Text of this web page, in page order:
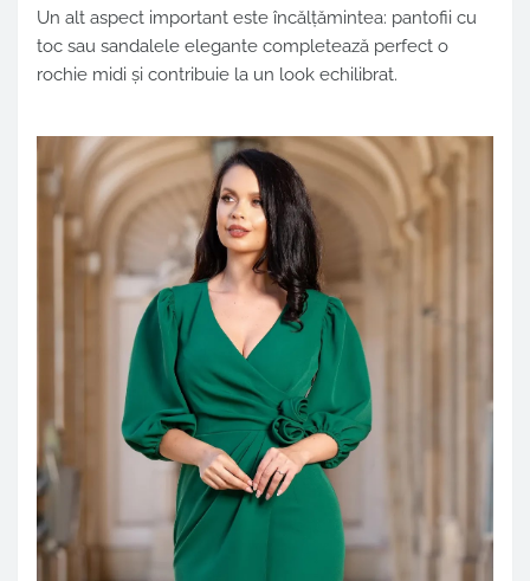
Un alt aspect important este încălțămintea: pantofii cu
toc sau sandalele elegante completează perfect o
rochie midi și contribuie la un look echilibrat.